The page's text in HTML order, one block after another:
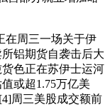
周三一场关于伊
铝期货自袭击后大
色正在苏伊士运河
或超1.75万亿美
周三美股成交额前